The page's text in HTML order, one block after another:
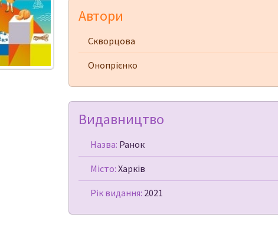
Автори
Скворцова
Онопрієнко
Видавництво
Назва: Ранок
Місто: Харків
Рік видання: 2021